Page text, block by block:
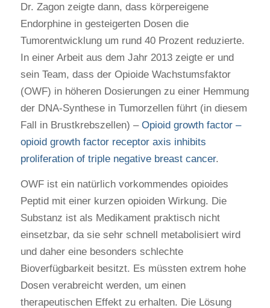
Dr. Zagon zeigte dann, dass körpereigene
Endorphine in gesteigerten Dosen die
Tumorentwicklung um rund 40 Prozent reduzierte.
In einer Arbeit aus dem Jahr 2013 zeigte er und
sein Team, dass der Opioide Wachstumsfaktor
(OWF) in höheren Dosierungen zu einer Hemmung
der DNA-Synthese in Tumorzellen führt (in diesem
Fall in Brustkrebszellen) – Opioid growth factor –
opioid growth factor receptor axis inhibits
proliferation of triple negative breast cancer.
OWF ist ein natürlich vorkommendes opioides
Peptid mit einer kurzen opioiden Wirkung. Die
Substanz ist als Medikament praktisch nicht
einsetzbar, da sie sehr schnell metabolisiert wird
und daher eine besonders schlechte
Bioverfügbarkeit besitzt. Es müssten extrem hohe
Dosen verabreicht werden, um einen
therapeutischen Effekt zu erhalten. Die Lösung